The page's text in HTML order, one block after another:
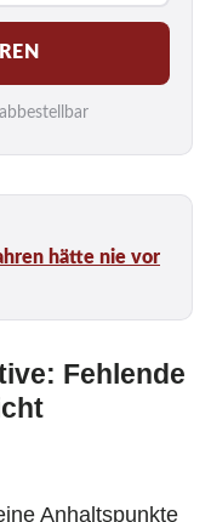
hätte nie vor
Fehlende
Anhaltspunkte